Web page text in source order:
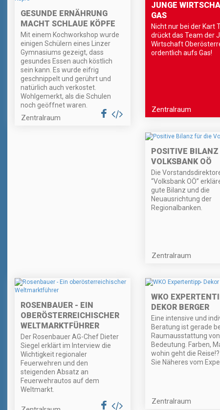
GESUNDE ERNÄHRUNG
MACHT SCHLAUE KÖPFE
Mit einem Kochworkshop wurde
einigen Schülern eines Linzer
Gymnasiums gezeigt, dass
gesundes Essen auch köstlich
sein kann. Es wurde eifrig
geschnippelt und gerührt und
natürlich auch verkostet.
Wohlgemerkt, als die Schulen
noch geöffnet waren.
Zentralraum
JUNGE
GAS
Nicht nur bei der Kart
drückt das Team der
Wirtschaft
ordentlich aufs Gas!
Zentralraum
POSITIVE BILANZ
VOLKSBANK OÖ
Die
“Volksbank OÖ”
gute Bilanz und die
Neuausrichtung der
Regionalbanken.
Zentralraum
ROSENBAUER - EIN
OBERÖSTERREICHISCHER
WELTMARKTFÜHRER
Der Rosenbauer AG-Chef Dieter
Siegel erklärt im Interview die
Wichtigkeit regionaler
Feuerwehren und den
steigenden Absatz an
Feuerwehrautos auf dem
Weltmarkt.
WKO
DEKOR BERGER
Eine intensive und
Beratung ist gerade
Raumausstattung
Bedeutung. Farben,
wohin geht die
Sie Näheres vom
Zentralraum